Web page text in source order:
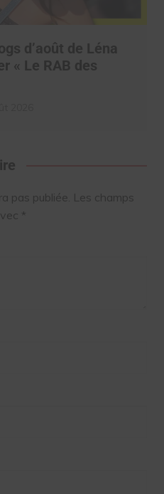
d’août de Léna
« Le RAB des
pas publiée. Les champs
*